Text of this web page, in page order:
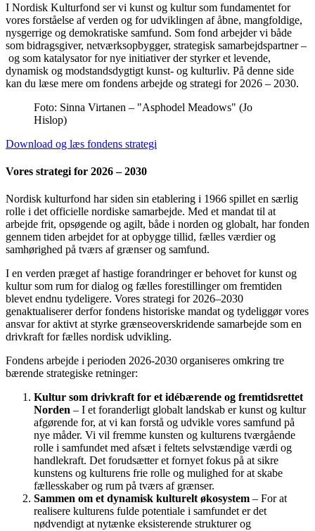
I Nordisk Kulturfond ser vi kunst og kultur som fundamentet for
vores forståelse af verden og for udviklingen af åbne, mangfoldige,
nysgerrige og demokratiske samfund. Som fond arbejder vi både
som bidragsgiver, netværksopbygger, strategisk samarbejdspartner –
og som katalysator for nye initiativer der styrker et levende,
dynamisk og modstandsdygtigt kunst- og kulturliv. På denne side
kan du læse mere om fondens arbejde og strategi for 2026 – 2030.
Foto: Sinna Virtanen – "Asphodel Meadows" (Jo
Hislop)
Download og læs fondens strategi
Vores strategi for 2026 – 2030
Nordisk kulturfond har siden sin etablering i 1966 spillet en særlig
rolle i det officielle nordiske samarbejde. Med et mandat til at
arbejde frit, opsøgende og agilt, både i norden og globalt, har fonden
gennem tiden arbejdet for at opbygge tillid, fælles værdier og
samhørighed på tværs af grænser og samfund.
I en verden præget af hastige forandringer er behovet for kunst og
kultur som rum for dialog og fælles forestillinger om fremtiden
blevet endnu tydeligere. Vores strategi for 2026–2030
genaktualiserer derfor fondens historiske mandat og tydeliggør vores
ansvar for aktivt at styrke grænseoverskridende samarbejde som en
drivkraft for fælles nordisk udvikling.
Fondens arbejde i perioden 2026-2030 organiseres omkring tre
bærende strategiske retninger:
Kultur som drivkraft for et idébærende og fremtidsrettet
Norden – I et foranderligt globalt landskab er kunst og kultur
afgørende for, at vi kan forstå og udvikle vores samfund på
nye måder. Vi vil fremme kunsten og kulturens tværgående
rolle i samfundet med afsæt i feltets selvstændige værdi og
handlekraft. Det forudsætter et fornyet fokus på at sikre
kunstens og kulturens frie rolle og mulighed for at skabe
fællesskaber og rum på tværs af grænser.
Sammen om et dynamisk kulturelt økosystem – For at
realisere kulturens fulde potentiale i samfundet er det
nødvendigt at nytænke eksisterende strukturer og